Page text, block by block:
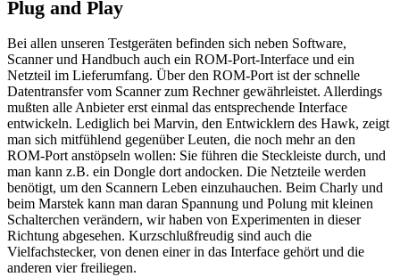
Plug and Play
Bei allen unseren Testgeräten befinden sich neben Software,
Scanner und Handbuch auch ein ROM-Port-Interface und ein
Netzteil im Lieferumfang. Über den ROM-Port ist der schnelle
Datentransfer vom Scanner zum Rechner gewährleistet. Allerdings
mußten alle Anbieter erst einmal das entsprechende Interface
entwickeln. Lediglich bei Marvin, den Entwicklern des Hawk, zeigt
man sich mitfühlend gegenüber Leuten, die noch mehr an den
ROM-Port anstöpseln wollen: Sie führen die Steckleiste durch, und
man kann z.B. ein Dongle dort andocken. Die Netzteile werden
benötigt, um den Scannern Leben einzuhauchen. Beim Charly und
beim Marstek kann man daran Spannung und Polung mit kleinen
Schalterchen verändern, wir haben von Experimenten in dieser
Richtung abgesehen. Kurzschlußfreudig sind auch die
Vielfachstecker, von denen einer in das Interface gehört und die
anderen vier freiliegen.